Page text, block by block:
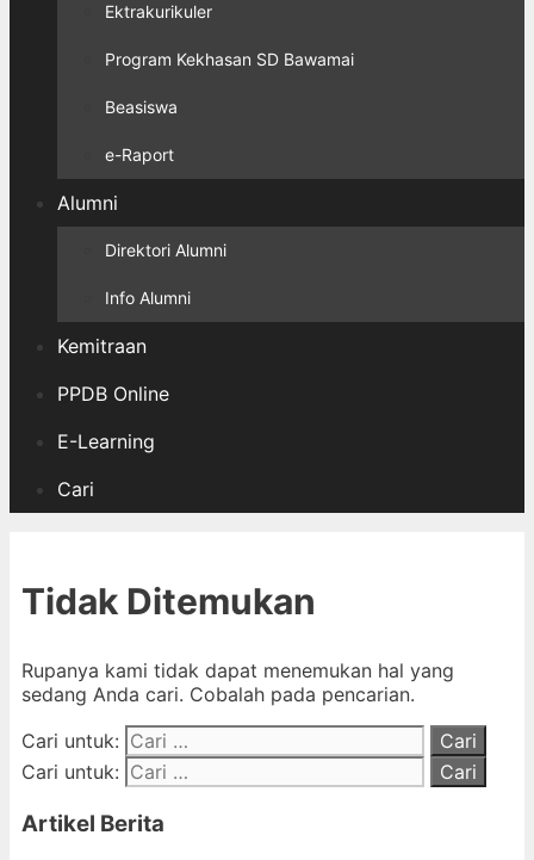
Ektrakurikuler
Program Kekhasan SD Bawamai
Beasiswa
e-Raport
Alumni
Direktori Alumni
Info Alumni
Kemitraan
PPDB Online
E-Learning
Cari
Tidak Ditemukan
Rupanya kami tidak dapat menemukan hal yang
sedang Anda cari. Cobalah pada pencarian.
Cari untuk:
Cari untuk:
Artikel Berita